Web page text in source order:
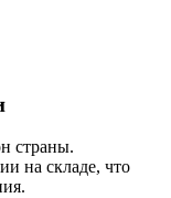
страны.
на складе, что